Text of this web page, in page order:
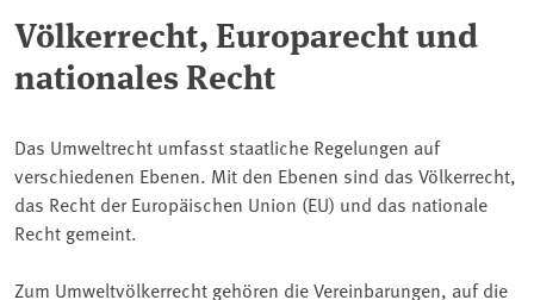
Völkerrecht, Europarecht und
nationales Recht
Das Umweltrecht umfasst staatliche Regelungen auf
verschiedenen Ebenen. Mit den Ebenen sind das Völkerrecht,
das Recht der Europäischen Union (EU) und das nationale
Recht gemeint.
Zum Umweltvölkerrecht gehören die Vereinbarungen, auf die